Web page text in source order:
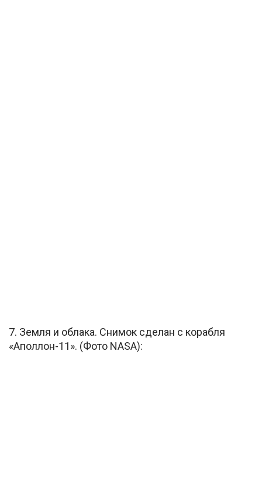
7. Земля и облака. Снимок сделан с корабля
«Аполлон-11». (Фото NASA):